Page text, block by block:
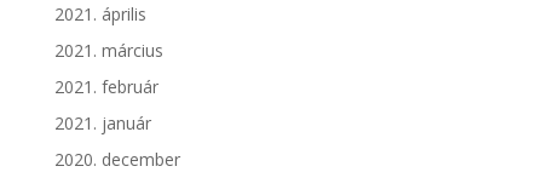
2021. április
2021. március
2021. február
2021. január
2020. december